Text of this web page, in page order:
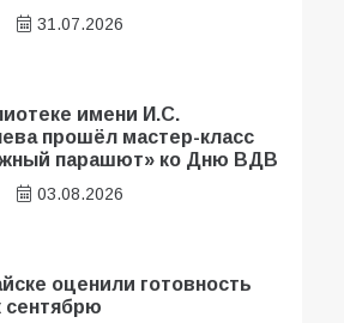
31.07.2026
имени И.С.
прошёл мастер-класс
парашют» ко Дню ВДВ
03.08.2026
оценили готовность
сентябрю